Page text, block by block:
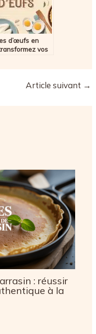
d’œufs en
vos
Article suivant →
: réussir
à la